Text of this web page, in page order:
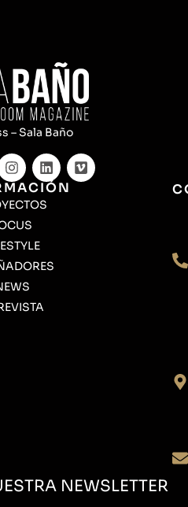
– Sala Baño
NEWSLETTER